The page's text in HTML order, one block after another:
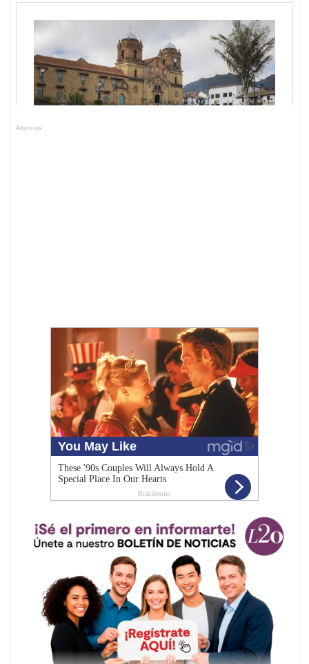
Anuncios.